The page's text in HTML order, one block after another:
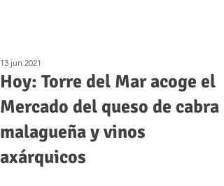
Hoy: Torre del Mar acoge el
Mercado del queso de cabra
malagueña y vinos
axárquicos
13 jun 2021